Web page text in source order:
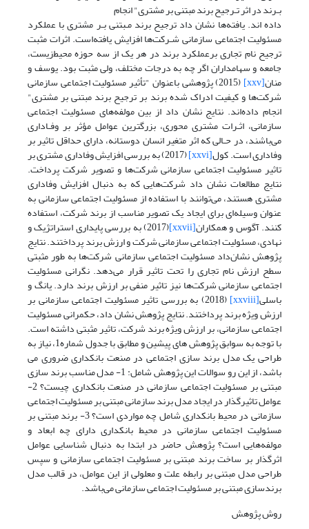
بـرند در اثر تـرجیح برند مبتنی‌ بر مشتری" انجام
داده‌ اند. یافته‌ها‌ نشان‌ داد ترجیح برند مـبتنی بـر مشتری با عملکرد
مسئولیت اجتماعی سازمانی شـرکت‌ها افزایش یافته‌است. اثرات مثبت
ترجیح نام تجاری برعملکرد برند در هر یک‌ از‌ سه حوزه محیط‌زیست‌،
جامعه‌ و سهامداران اگر چه به درجات مختلف، ولی مثبت بود. یوسف و
منان[xxv] ‌ (2015‌) پژوهشی‌ باعنوان "تأثیر مسئولیت‌ اجتماعی سازمانی‌
شرکت‌ها و کیفیت ادراک‌ شده‌ برند بر ترجیح برند مبتنی بر مشتری"
انجام داده‌اند. نتایج نشان داد از بین مولفه‌های مسئولیت‌ اجتماعی
سازمانی‌، اثـرات مشتری محوری، بزرگترین عوامل مؤثر بر وفـاداری‌
می‌باشند، در‌ حـالی‌ که‌ اثر متغیر‌ انسان‌ دوستانه، دارای حداقل تاثیر بر
وفاداری است. کول[xxvi] (2017) به بررسی افزایش وفاداری مشتری بر
تاثیر مسئولیت اجتماعی سازمانی شرکت‌ها و تصویر شرکت پرداخت.
نتایج مطالعات نشان داد شرکت‌هایی که به دنبال افزایش وفاداری
مشتری هستند، می‌توانند با استفاده از مسئولیت اجتماعی سازمانی به
عنوان وسیله‌ای برای ایجاد یک تصویر مناسب از برند شرکت، استفاده
کنند. آگوس و همکاران[xxvii] (2017) به بررسی پایداری استراتژیک و
نهادی، مسئولیت اجتماعی سازمانی شرکت و ارزش برند پرداختند. نتایج
پژوهش نشان‌داد مسئولیت اجتماعی سازمانی شرکت‌ها به طور مثبتی
سطح ارزش نام تجاری را تحت تاثیر قرار می‌دهد. نگرانی مسئولیت
اجتماعی سازمانی شرکت‌ها نیز تاثیر منفی بر ارزش برند دارد. یانگ و
باسلی[xxviii] (2018) به بررسی تاثیر مسئولیت اجتماعی سازمانی بر
ارزش ویژه برند پرداختند. نتایج پژوهش نشان داد، حکمرانی مسئولیت
اجتماعی سازمانی، بر ارزش ویژه برند شرکت، تاثیر مثبتی داشته است.
با توجه به سوابق پژوهش های پیشین و مطابق با جدول شماره1، نیاز به
طراحی یک مدل برند سازی اجتماعی در صنعت بانکداری ضروری می
باشد، از این رو سوالات این پژوهش شامل: 1- مدل مناسب برند سازی
مبتنی بر مسئولیت اجتماعی سازمانی در صنعت بانکداری چیست؟ 2-
عوامل تاثیرگذار در ایجاد مدل برند سازمانی مبتنی بر مسئولیت اجتماعی
سازمانی در محیط بانکداری شامل چه مواردی است؟ 3- برند مبتنی بر
مسئولیت اجتماعی سازمانی در محیط بانکداری دارای چه ابعاد و
مولفه‌هایی است؟ پژوهش حاضر در ابتدا به دنبال شناسایی عوامل
اثرگذار بر ساخت برند مبتنی بر مسئولیت اجتماعی سازمانی و سپس
طراحی مدل مبتنی بر رابطه علت و معلولی از این عوامل، در قالب مدل
برندسازی مبتنی بر مسئولیت اجتماعی سازمانی می‌باشد.
روش پژوهش